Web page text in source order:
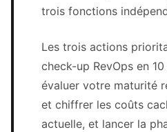
trois fonctions
Les trois actions
check-up RevOps en
évaluer votre maturité
et chiffrer les coûts
actuelle, et lancer la